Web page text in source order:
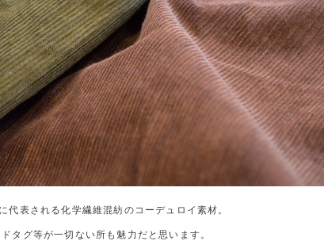
表される化学繊維混紡のコーデュロイ素材。
タグ等が一切ない所も魅力だと思います。